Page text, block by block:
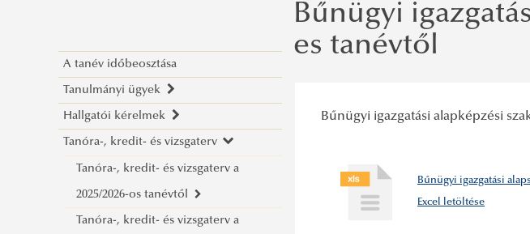
A tanév időbeosztása
Tanulmányi ügyek
Tanulmányi Osztály
Bemutatkozás
Ügyfélfogadás
Ügyintézők
KVI Tanulmányi Osztály
Bemutatkozás
Ügyintézők
Szakdolgozat / Diplomamunka
Tanulmányi tájékoztató
Dékán hatáskörébe utalt TVSZ
Hallgatói kérelmek
Ügyintézési útmutató
Formanyomtatványok, igazolások
Kedvezményes tanulmányi rend
Kreditelismerés
Tanóra-, kredit- és vizsgaterv
Tanóra-, kredit- és vizsgaterv a
2025/2026-os tanévtől
Bűnügyi igazgatási alapképzési szak
Tanóra-, kredit- és vizsgaterv a
Bűnügyi
es tanévtől
Bűnügyi igazgatási alapképzési
Bűnügyi igazgatási
Excel letöltése